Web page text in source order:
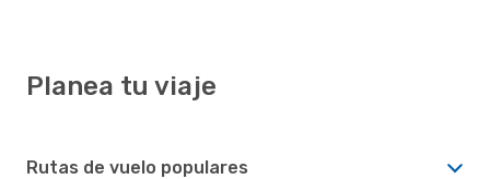
Planea tu viaje
Rutas de vuelo populares